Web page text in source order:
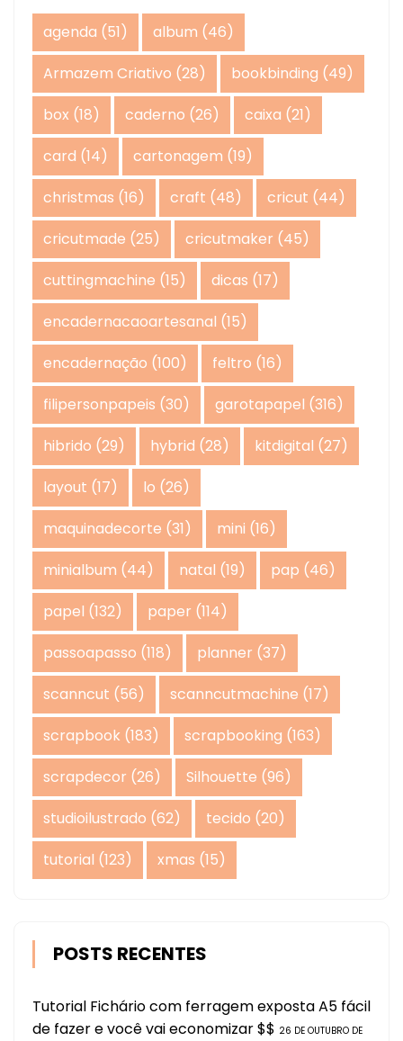
agenda (51) album (46)
Armazem Criativo (28) bookbinding (49)
box (18) caderno (26) caixa (21)
card (14) cartonagem (19)
christmas (16) craft (48) cricut (44)
cricutmade (25) cricutmaker (45)
cuttingmachine (15) dicas (17)
encadernacaoartesanal (15)
encadernação (100) feltro (16)
filipersonpapeis (30) garotapapel (316)
hibrido (29) hybrid (28) kitdigital (27)
layout (17) lo (26)
maquinadecorte (31) mini (16)
minialbum (44) natal (19) pap (46)
papel (132) paper (114)
passoapasso (118) planner (37)
scanncut (56) scanncutmachine (17)
scrapbook (183) scrapbooking (163)
scrapdecor (26) Silhouette (96)
studioilustrado (62) tecido (20)
tutorial (123) xmas (15)
POSTS RECENTES
Tutorial Fichário com ferragem exposta A5 fácil
de fazer e você vai economizar $$ 26 DE OUTUBRO DE